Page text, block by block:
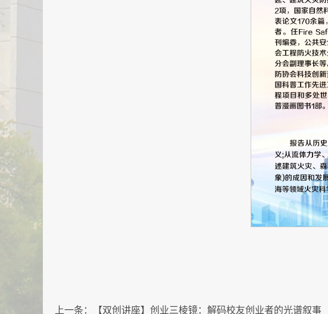
上一条： 【双创讲座】创业三棱镜：解码校友创业者的光谱叙事